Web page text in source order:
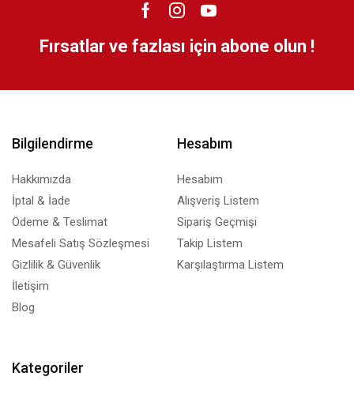
Fırsatlar ve fazlası için abone olun !
Bilgilendirme
Hakkımızda
İptal & İade
Ödeme & Teslimat
Mesafeli Satış Sözleşmesi
Gizlilik & Güvenlik
İletişim
Blog
Hesabım
Hesabım
Alışveriş Listem
Sipariş Geçmişi
Takip Listem
Karşılaştırma Listem
Kategoriler